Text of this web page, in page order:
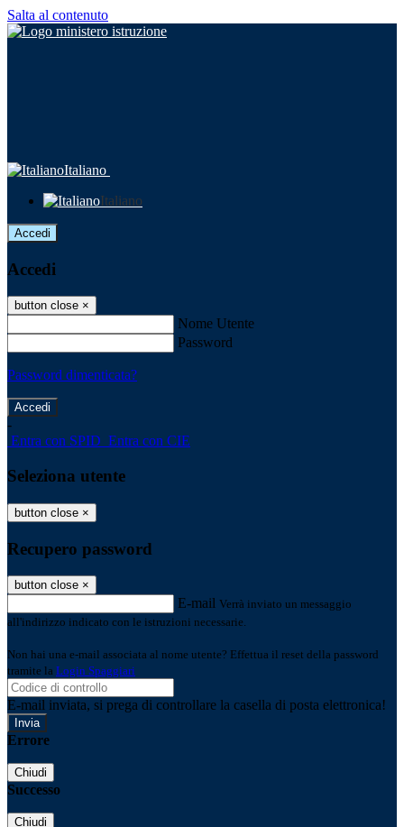
Salta al contenuto
Italiano
Italiano
Accedi
Accedi
button close ×
Nome Utente
Password
Password dimenticata?
-
Entra con SPID Entra con CIE
Seleziona utente
button close ×
Recupero password
button close ×
E-mail Verrà inviato un messaggio
all'indirizzo indicato con le istruzioni necessarie.
Non hai una e-mail associata al nome utente? Effettua il reset della password
tramite la Login Spaggiari
E-mail inviata, si prega di controllare la casella di posta elettronica!
Errore
Chiudi
Successo
Chiudi